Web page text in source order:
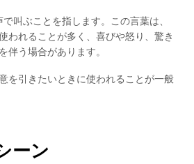
で叫ぶことを指します。この言葉は、
われることが多く、喜びや怒り、驚き
伴う場合があります。
を引きたいときに使われることが一般
ーン